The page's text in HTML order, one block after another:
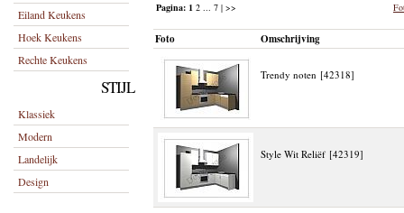
Eiland Keukens
Hoek Keukens
Rechte Keukens
STIJL
Klassiek
Modern
Landelijk
Design
Pagina: 1 2 ... 7 | >>
Foto Omschrijving
Trendy noten [42318]
Style Wit Reliëf [42319]